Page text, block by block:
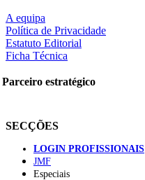
A equipa
Política de Privacidade
Estatuto Editorial
Ficha Técnica
Parceiro estratégico
SECÇÕES
LOGIN PROFISSIONAIS
JMF
Especiais